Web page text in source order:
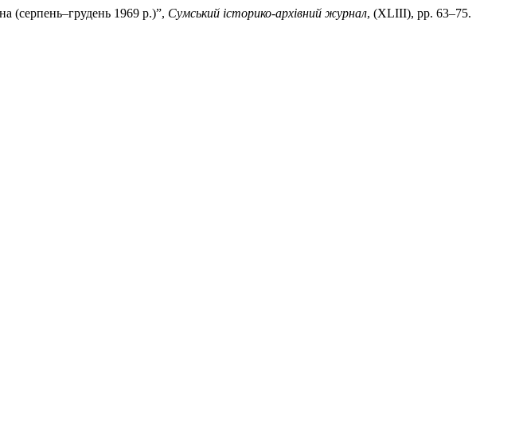
(серпень–грудень 1969 р.)”, Сумський історико-архівний журнал, (XLIIІ), pp. 63–75.